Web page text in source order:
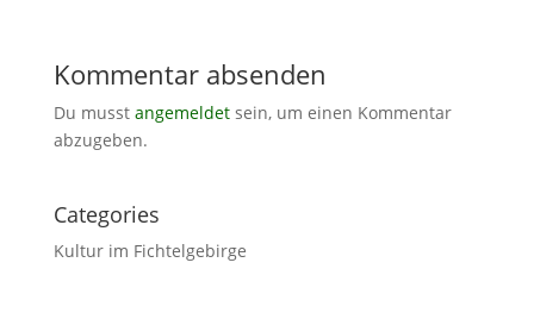
Kommentar absenden
Du musst angemeldetsein, um einen Kommentar
abzugeben.
Categories
Kultur im Fichtelgebirge